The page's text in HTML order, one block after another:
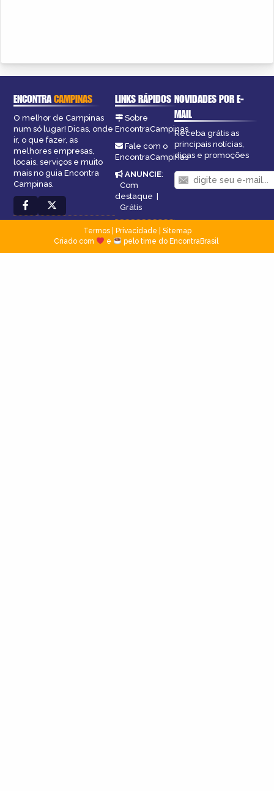
ENCONTRACAMPINAS
O melhor de Campinas
num só lugar! Dicas, onde
ir, o que fazer, as
melhores empresas,
locais, serviços e muito
mais no guia Encontra
Campinas.
LINKS RÁPIDOS
Sobre
EncontraCampinas
Fale com o
EncontraCampinas
ANUNCIE:
Com
destaque |
Grátis
NOVIDADES POR E-
MAIL
Receba grátis as
principais notícias,
dicas e promoções
Termos| Privacidade
Sitemap
Criado com
e pelo time do EncontraBrasil